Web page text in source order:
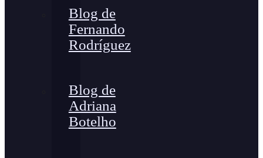
Blog de
Fernando
Rodríguez
Blog de
Adriana
Botelho